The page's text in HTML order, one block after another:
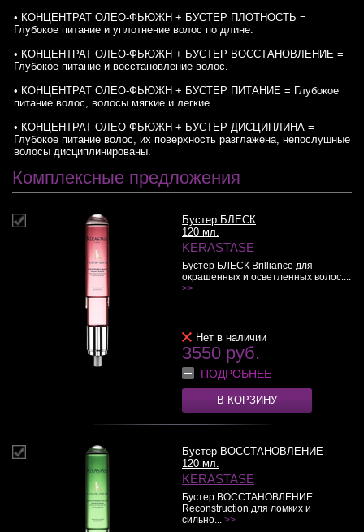
• КОНЦЕНТРАТ ОЛЕО-ФЬЮЖН + БУСТЕР ПЛОТНОСТЬ =
Глубокое питание и уплотнение волос по длине.
• КОНЦЕНТРАТ ОЛЕО-ФЬЮЖН + БУСТЕР ВОССТАНОВЛЕНИЕ =
Глубокое питание и восстановление волос.
• КОНЦЕНТРАТ ОЛЕО-ФЬЮЖН + БУСТЕР ПИТАНИЕ = Глубокое
питание волос, волосы мягкие и легкие.
• КОНЦЕНТРАТ ОЛЕО-ФЬЮЖН + БУСТЕР ДИСЦИПЛИНА =
Глубокое питание волос, их поверхность разглажена, непослушные
волосы дисциплинированы.
Комплексные предложения
Бустер БЛЕСК
120 мл.
KERASTASE
Бустер БЛЕСК Brilliance для
окрашенных и осветленных волос....
>>
Нет в наличии
3550 руб.
ПОДРОБНЕЕ
В КОРЗИНУ
Бустер ВОССТАНОВЛЕНИЕ
120 мл.
KERASTASE
Бустер ВОССТАНОВЛЕНИЕ
Reconstruction для ломких и
сильно... >>